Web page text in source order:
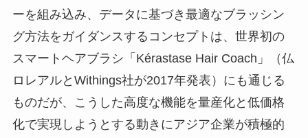
ーを組み込み、データに基づき最適なブラッシン
グ方法をガイダンスするコンセプトは、世界初の
スマートヘアブラシ「Kérastase Hair Coach」（仏
ロレアルとWithings社が2017年発表）にも通じる
ものだが、こうした高度な機能を量産化と低価格
化で実現しようとする動きにアジア企業が積極的